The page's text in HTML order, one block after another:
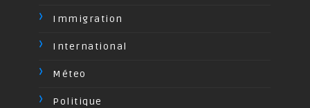
Immigration
International
Méteo
Politique